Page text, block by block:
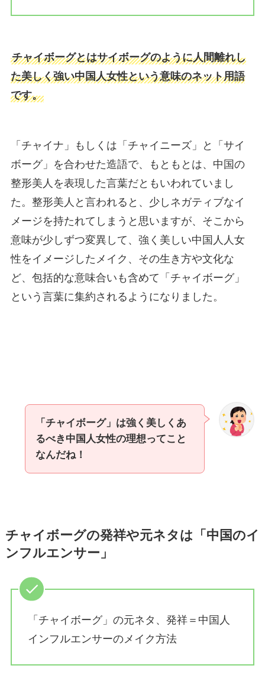
チャイボーグとはサイボーグのように人間離れし
た美しく強い中国人女性という意味のネット用語
です。
「チャイナ」もしくは「チャイニーズ」と「サイ
ボーグ」を合わせた造語で、もともとは、中国の
整形美人を表現した言葉だともいわれていまし
た。整形美人と言われると、少しネガティブなイ
メージを持たれてしまうと思いますが、そこから
意味が少しずつ変異して、強く美しい中国人人女
性をイメージしたメイク、その生き方や文化な
ど、包括的な意味合いも含めて「チャイボーグ」
という言葉に集約されるようになりました。
「チャイボーグ」は強く美しくあ
るべき中国人女性の理想ってこと
なんだね！
チャイボーグの発祥や元ネタは「中国のイ
ンフルエンサー」
「チャイボーグ」の元ネタ、発祥＝中国人
インフルエンサーのメイク方法